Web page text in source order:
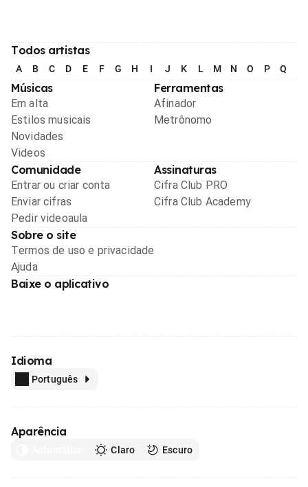
Todos artistas
A B C D E F G H I J K L M N O P Q
Músicas
Em alta
Estilos musicais
Novidades
Videos
Ferramentas
Afinador
Metrônomo
Comunidade
Entrar ou criar conta
Enviar cifras
Pedir videoaula
Assinaturas
Cifra Club PRO
Cifra Club Academy
Sobre o site
Termos de uso e privacidade
Ajuda
Baixe o aplicativo
Idioma
Português
Aparência
Claro Escuro